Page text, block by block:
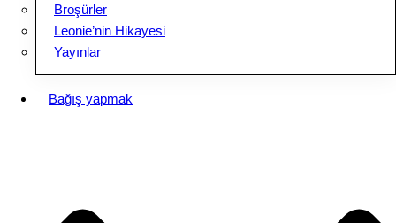
Broşürler
Leonie’nin Hikayesi
Yayınlar
Bağış yapmak